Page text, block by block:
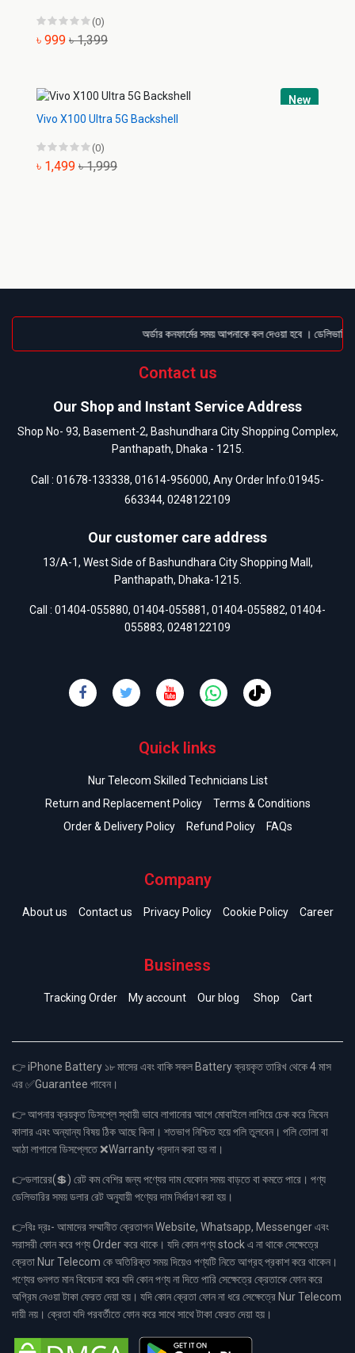
(0)
৳ 999 ৳ 1,399
New
Vivo X100 Ultra 5G Backshell
(0)
৳ 1,499 ৳ 1,999
অর্ডার কনফার্মের সময় আপনাকে কল দেওয়া হবে ।
Contact us
Our Shop and Instant Service Address
Shop No- 93, Basement-2, Bashundhara City Shopping Complex,
Panthapath, Dhaka - 1215.
Call : 01678-133338, 01614-956000, Any Order Info:01945-
663344, 0248122109
Our customer care address
13/A-1, West Side of Bashundhara City Shopping Mall,
Panthapath, Dhaka-1215.
Call : 01404-055880, 01404-055881, 01404-055882, 01404-
055883, 0248122109
Quick links
Nur Telecom Skilled Technicians List
Return and Replacement Policy
Terms & Conditions
Order & Delivery Policy
Refund Policy FAQs
Company
About us Contact us Privacy Policy Cookie Policy Career
Business
Tracking Order My account Our blog Shop Cart
👉 iPhone Battery ১৮ মাসের এবং বাকি সকল Battery ক্রয়কৃত তারিখ থেকে 4 মাস
এর ✅Guarantee পাবেন।
👉 আপনার ক্রয়কৃত ডিসপ্লে স্থায়ী ভাবে লাগানোর আগে মোবাইলে লাগিয়ে চেক করে নিবেন
কালার এবং অন্যান্য বিষয় ঠিক আছে কিনা। শতভাগ নিশ্চিত হয়ে পলি তুলবেন। পলি তোলা বা
আঠা লাগানো ডিসপ্লেতে ❌Warranty প্রদান করা হয় না।
👉ডলারের(💲) রেট কম বেশির জন্য পণ্যের দাম যেকোন সময় বাড়তে বা কমতে পারে। পণ্য
ডেলিভারির সময় ডলার রেট অনুযায়ী পণ্যের দাম নির্ধারণ করা হয়।
👉বিঃ দ্রঃ- আমাদের সম্মানীত ক্রেতাগন Website, Whatsapp, Messenger এবং
সরাসরী ফোন করে পণ্য Order করে থাকে। যদি কোন পণ্য stock এ না থাকে সেক্ষেত্রে
ক্রেতা Nur Telecom কে অতিরিক্ত সময় দিয়েও পণ্যটি নিতে আগ্রহ প্রকাশ করে থাকেন।
পণ্যের গুনগত মান বিবেচনা করে যদি কোন পণ্য না দিতে পারি সেক্ষেত্রে ক্রেতাকে ফোন করে
অগ্রিম নেওয়া টাকা ফেরত দেয়া হয়। যদি কোন ক্রেতা ফোন না ধরে সেক্ষেত্রে Nur Telecom
দায়ী নয়। ক্রেতা যদি পরবর্তীতে ফোন করে সাথে সাথে টাকা ফেরত দেয়া হয়।